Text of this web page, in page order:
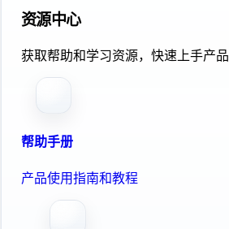
资源中心
获取帮助和学习资源，快速上手产品
帮助手册
产品使用指南和教程